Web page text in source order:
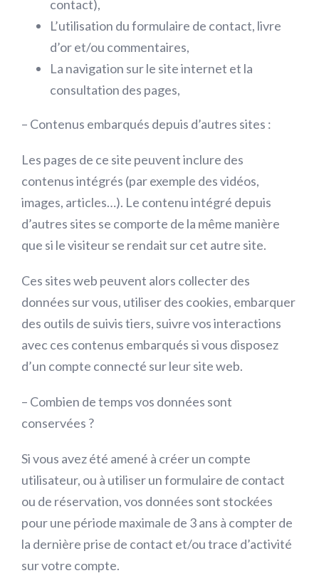
contact),
L’utilisation du formulaire de contact, livre
d’or et/ou commentaires,
La navigation sur le site internet et la
consultation des pages,
– Contenus embarqués depuis d’autres sites :
Les pages de ce site peuvent inclure des
contenus intégrés (par exemple des vidéos,
images, articles…). Le contenu intégré depuis
d’autres sites se comporte de la même manière
que si le visiteur se rendait sur cet autre site.
Ces sites web peuvent alors collecter des
données sur vous, utiliser des cookies, embarquer
des outils de suivis tiers, suivre vos interactions
avec ces contenus embarqués si vous disposez
d’un compte connecté sur leur site web.
– Combien de temps vos données sont
conservées ?
Si vous avez été amené à créer un compte
utilisateur, ou à utiliser un formulaire de contact
ou de réservation, vos données sont stockées
pour une période maximale de 3 ans à compter de
la dernière prise de contact et/ou trace d’activité
sur votre compte.